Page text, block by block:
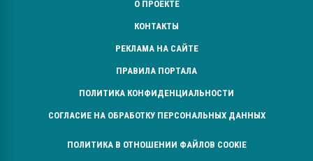
О ПРОЕКТЕ
КОНТАКТЫ
РЕКЛАМА НА САЙТЕ
ПРАВИЛА ПОРТАЛА
ПОЛИТИКА КОНФИДЕНЦИАЛЬНОСТИ
СОГЛАСИЕ НА ОБРАБОТКУ ПЕРСОНАЛЬНЫХ ДАННЫХ
ПОЛИТИКА В ОТНОШЕНИИ ФАЙЛОВ COOKIE